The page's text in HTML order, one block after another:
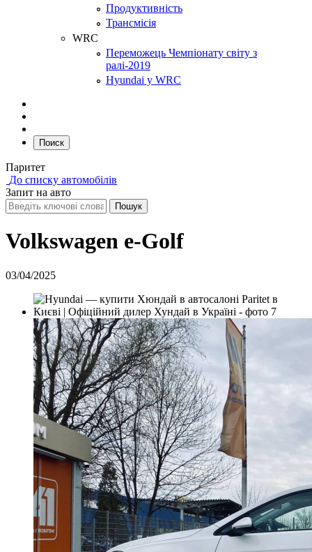
Продуктивність
Трансмісія
WRC
Переможець Чемпіонату світу з
ралі-2019
Hyundai у WRC
Поиск
Паритет
До списку автомобілів
Запит на авто
Volkswagen e-Golf
03/04/2025